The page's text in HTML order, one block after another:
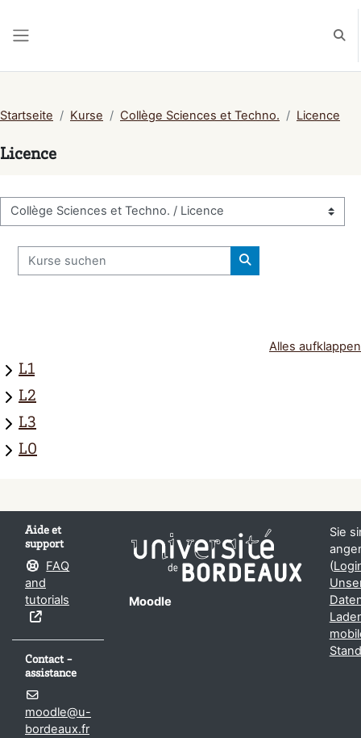
Startseite Kurse Collège Sciences et Techno. Licence
Licence
Kursbereiche
Kurse suchen
Kurse suchen
Alles aufklappen
L1
L2
L3
L0
Aide et
support
FAQ
and
tutorials
Contact -
assistance
moodle@u-
bordeaux.fr
Moodle
Sie
(